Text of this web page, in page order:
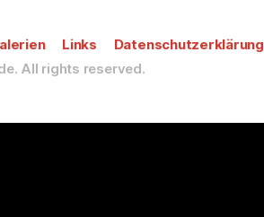
Links Datenschutzerklärung
All rights reserved.